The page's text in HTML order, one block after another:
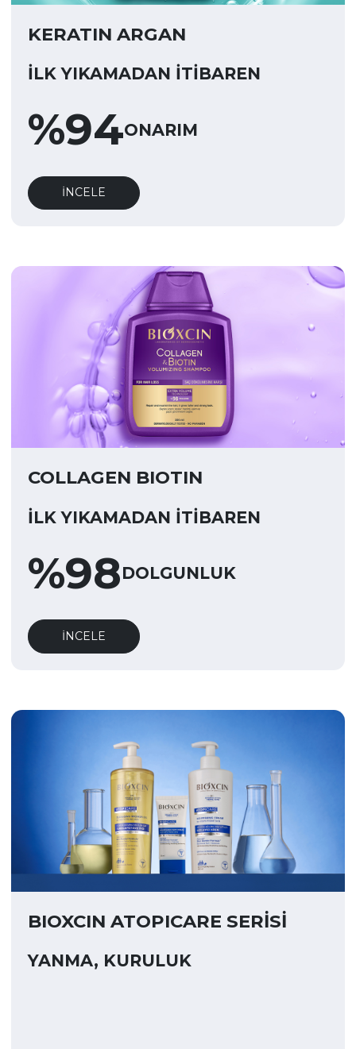
KERATIN ARGAN
İLK YIKAMADAN İTIBAREN
%94ONARIM
İNCELE
COLLAGEN BIOTIN
İLK YIKAMADAN İTIBAREN
%98DOLGUNLUK
İNCELE
BIOXCIN ATOPICARE SERİSİ
YANMA, KURULUK